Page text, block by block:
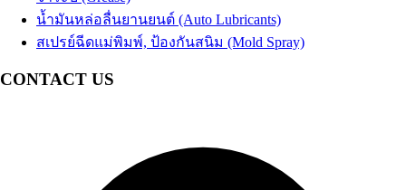
น้ำมันห้องเย็นRefrigeration Oil
น้ำมันกันสนิม
น้ำมันหล่อลื่นยานยนต์ (Auto Lubricants)
สเปรย์ฉีดแม่พิมพ์, ป้องกันสนิม (Mold Spray)
CONTACT US